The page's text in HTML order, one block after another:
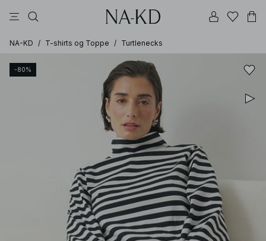
NA-KD / T-shirts og Toppe / Turtlenecks
-80%